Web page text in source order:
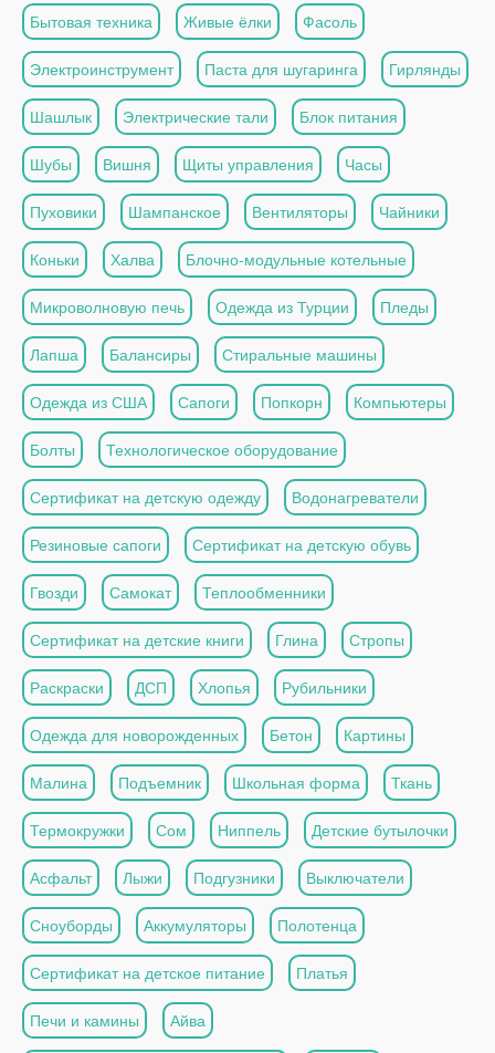
Бытовая техника Живые ёлки Фасоль
Электроинструмент Паста для шугаринга Гирлянды
Шашлык Электрические тали Блок питания
Шубы Вишня Щиты управления Часы
Пуховики Шампанское Вентиляторы Чайники
Коньки Халва Блочно-модульные котельные
Микроволновую печь Одежда из Турции Пледы
Лапша Балансиры Стиральные машины
Одежда из США Сапоги Попкорн Компьютеры
Болты Технологическое оборудование
Сертификат на детскую одежду Водонагреватели
Резиновые сапоги Сертификат на детскую обувь
Гвозди Самокат Теплообменники
Сертификат на детские книги Глина Стропы
Раскраски ДСП Хлопья Рубильники
Одежда для новорожденных Бетон Картины
Малина Подъемник Школьная форма Ткань
Термокружки Сом Ниппель Детские бутылочки
Асфальт Лыжи Подгузники Выключатели
Сноуборды Аккумуляторы Полотенца
Сертификат на детское питание Платья
Печи и камины Айва